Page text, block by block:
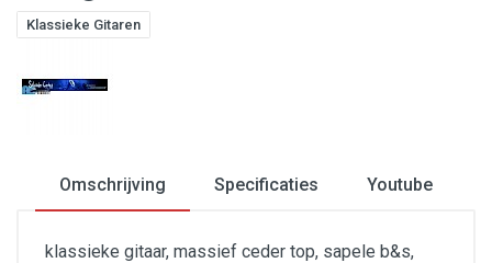
Klassieke Gitaren
Omschrijving Specificaties Youtube
klassieke gitaar, massief ceder top, sapele b&s,